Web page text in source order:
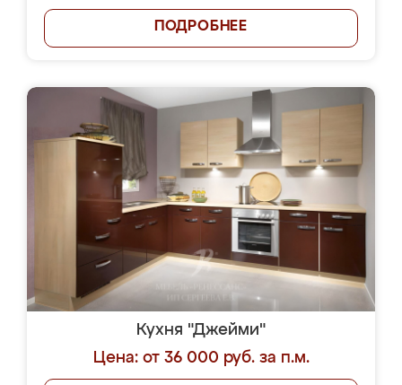
ПОДРОБНЕЕ
Кухня "Джейми"
Цена: от 36 000 руб. за п.м.